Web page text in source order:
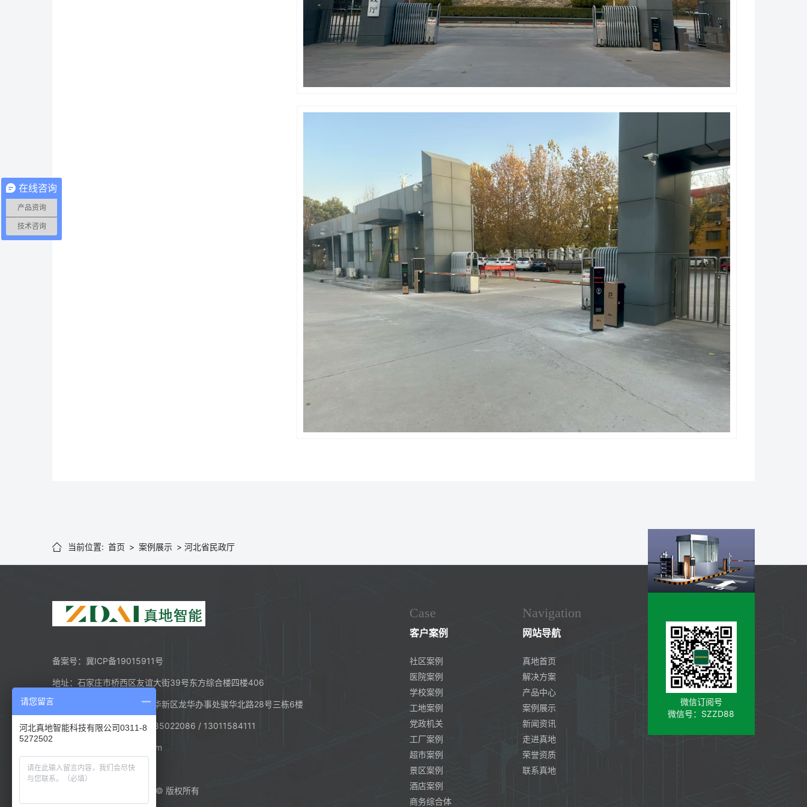
 当前位置: 首页 > 案例展示 > 河北省民政厅
备案号： 冀ICP备19015911号
地址：石家庄市桥西区友谊大街39号东方综合楼四楼406
总部地址：广东省深圳市龙华新区龙华办事处骏华北路28号三栋6楼
电话：0311 - 85272502 / 85022086 / 13011584111
邮箱：280040247@qq.com
© 版权所有
Case
客户案例
社区案例
医院案例
学校案例
工地案例
党政机关
工厂案例
超市案例
景区案例
酒店案例
商务综合体
Navigation
网站导航
真地首页
解决方案
产品中心
案例展示
新闻资讯
走进真地
荣誉资质
联系真地
微信订阅号
微信号：SZZD88
在线咨询
产品资询
技术咨询
请您留言
河北真地智能科技有限公司0311-8
5272502